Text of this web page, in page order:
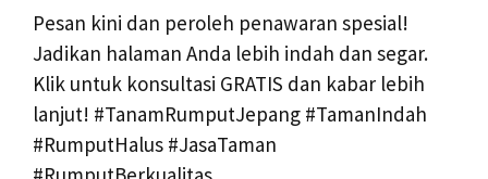
Pesan kini dan peroleh penawaran spesial!
Jadikan halaman Anda lebih indah dan segar.
Klik untuk konsultasi GRATIS dan kabar lebih
lanjut! #TanamRumputJepang #TamanIndah
#RumputHalus #JasaTaman